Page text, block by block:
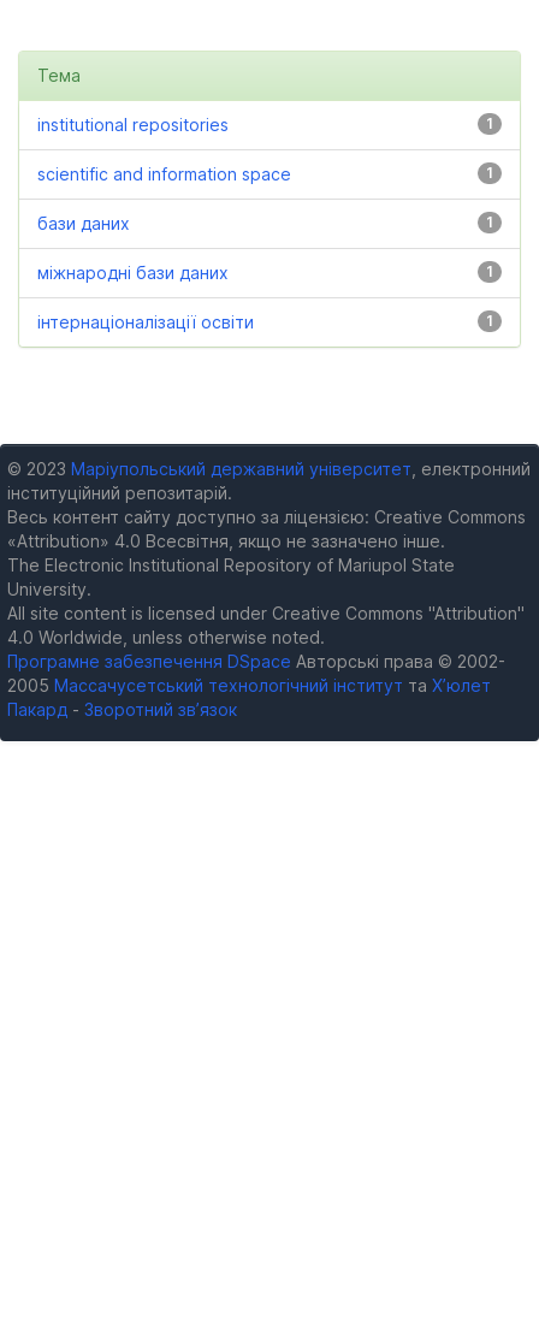
Тема
1
institutional repositories
1
scientific and information space
1
бази даних
1
міжнародні бази даних
1
інтернаціоналізації освіти
© 2023 Маріупольський державний університет , електронний
інституційний репозитарій.
Весь контент сайту доступно за ліцензією: Creative Commons
«Attribution» 4.0 Всесвітня, якщо не зазначено інше.
The Electronic Institutional Repository of Mariupol State
University.
All site content is licensed under Creative Commons "Attribution"
4.0 Worldwide, unless otherwise noted.
Програмне забезпечення DSpace Авторські права © 2002-
2005 Массачусетський технологічний інститут та Х’юлет
Пакард - Зворотний зв’язок